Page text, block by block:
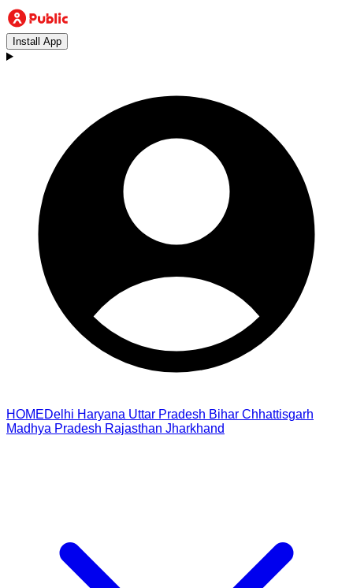
Install App
HOMEDelhi Haryana Uttar Pradesh Bihar Chhattisgarh
Madhya Pradesh Rajasthan Jharkhand